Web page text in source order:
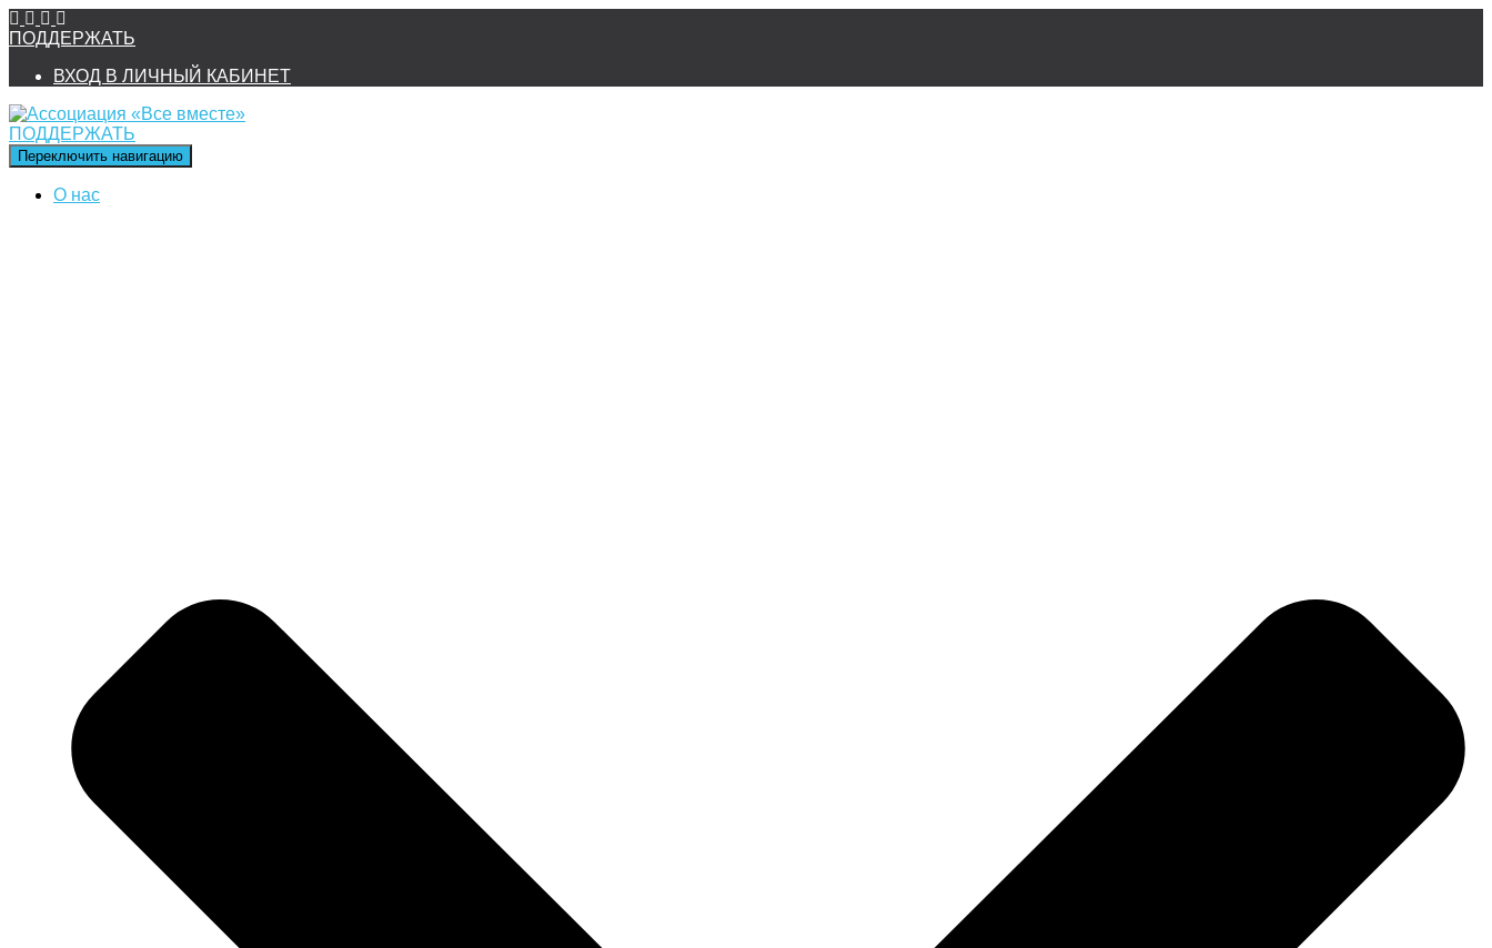
ПОДДЕРЖАТЬ
ВХОД В ЛИЧНЫЙ КАБИНЕТ
ПОДДЕРЖАТЬ
Переключить навигацию
О нас